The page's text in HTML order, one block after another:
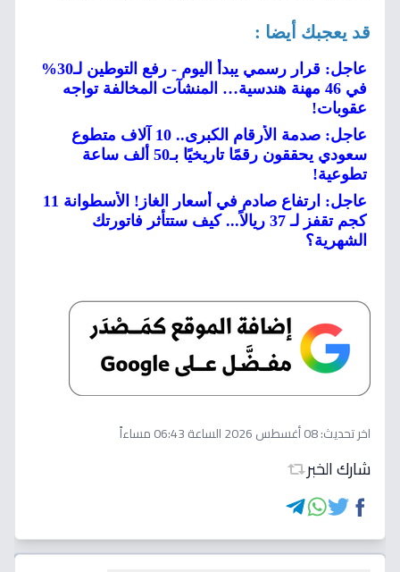
قد يعجبك أيضا :
عاجل: قرار رسمي يبدأ اليوم - رفع التوطين لـ30%
في 46 مهنة هندسية… المنشآت المخالفة تواجه
عقوبات!
عاجل: صدمة الأرقام الكبرى.. 10 آلاف متطوع
سعودي يحققون رقمًا تاريخيًا بـ50 ألف ساعة
تطوعية!
عاجل: ارتفاع صادم في أسعار الغاز! الأسطوانة 11
كجم تقفز لـ 37 ريالاً... كيف ستتأثر فاتورتك
الشهرية؟
اخر تحديث:08 أغسطس 2026 الساعة 06:43 مساءاً
شارك الخبر